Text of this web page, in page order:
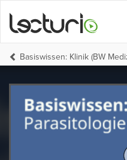
Basiswissen: Klinik (BW